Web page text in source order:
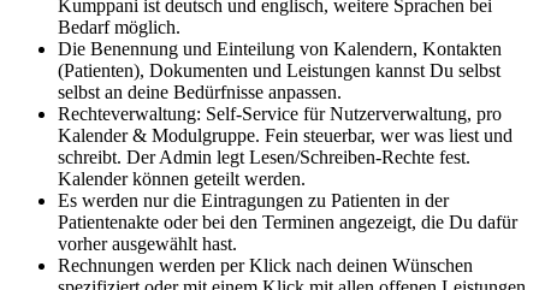
Kumppani ist deutsch und englisch, weitere Sprachen bei
Bedarf möglich.
Die Benennung und Einteilung von Kalendern, Kontakten
(Patienten), Dokumenten und Leistungen kannst Du selbst
selbst an deine Bedürfnisse anpassen.
Rechteverwaltung: Self-Service für Nutzerverwaltung, pro
Kalender & Modulgruppe. Fein steuerbar, wer was liest und
schreibt. Der Admin legt Lesen/Schreiben-Rechte fest.
Kalender können geteilt werden.
Es werden nur die Eintragungen zu Patienten in der
Patientenakte oder bei den Terminen angezeigt, die Du dafür
vorher ausgewählt hast.
Rechnungen werden per Klick nach deinen Wünschen